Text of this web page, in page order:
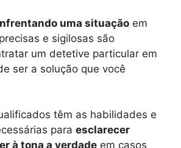
uma situação em
e sigilosas são
um detetive particular em
ser a solução que você
têm as habilidades e
para esclarecer
à tona a verdade em casos